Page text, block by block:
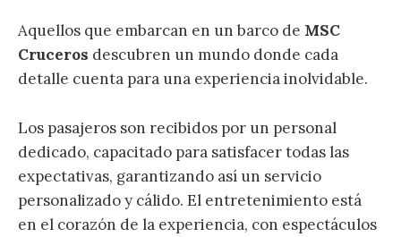
Aquellos que embarcan en un barco de MSC
Cruceros descubren un mundo donde cada
detalle cuenta para una experiencia inolvidable.
Los pasajeros son recibidos por un personal
dedicado, capacitado para satisfacer todas las
expectativas, garantizando así un servicio
personalizado y cálido. El entretenimiento está
en el corazón de la experiencia, con espectáculos